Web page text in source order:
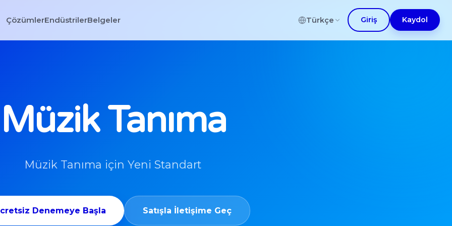
ÇözümlerEndüstrilerBelgeler Türkçe Giriş Kaydol
Müzik Tanıma
Müzik Tanıma için Yeni Standart
Denemeye Başla Satışla İletişime Geç